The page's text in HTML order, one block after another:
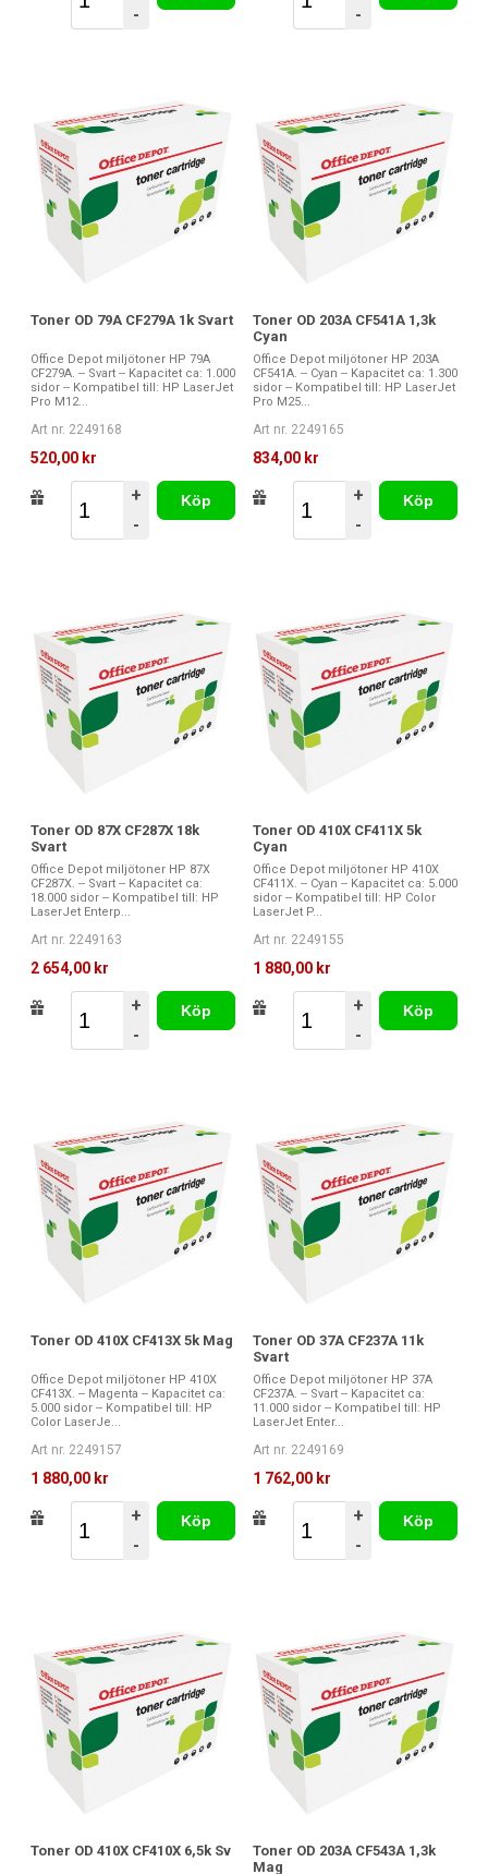
-
-
Toner OD 79A CF279A 1k Svart
Office Depot miljötoner HP 79A
CF279A. -- Svart -- Kapacitet ca: 1.000
sidor -- Kompatibel till: HP LaserJet
Pro M12...
Art nr. 2249168
520,00 kr
+
-
Köp
Toner OD 203A CF541A 1,3k
Cyan
Office Depot miljötoner HP 203A
CF541A. -- Cyan -- Kapacitet ca: 1.300
sidor -- Kompatibel till: HP LaserJet
Pro M25...
Art nr. 2249165
834,00 kr
+
-
Köp
Toner OD 87X CF287X 18k
Svart
Office Depot miljötoner HP 87X
CF287X. -- Svart -- Kapacitet ca:
18.000 sidor -- Kompatibel till: HP
LaserJet Enterp...
Art nr. 2249163
2 654,00 kr
+
-
Köp
Toner OD 410X CF411X 5k
Cyan
Office Depot miljötoner HP 410X
CF411X. -- Cyan -- Kapacitet ca: 5.000
sidor -- Kompatibel till: HP Color
LaserJet P...
Art nr. 2249155
1 880,00 kr
+
-
Köp
Toner OD 410X CF413X 5k Mag
Office Depot miljötoner HP 410X
CF413X. -- Magenta -- Kapacitet ca:
5.000 sidor -- Kompatibel till: HP
Color LaserJe...
Art nr. 2249157
1 880,00 kr
+
-
Köp
Toner OD 37A CF237A 11k
Svart
Office Depot miljötoner HP 37A
CF237A. -- Svart -- Kapacitet ca:
11.000 sidor -- Kompatibel till: HP
LaserJet Enter...
Art nr. 2249169
1 762,00 kr
+
-
Köp
Toner OD 410X CF410X 6,5k Sv
Toner OD 203A CF543A 1,3k
Mag